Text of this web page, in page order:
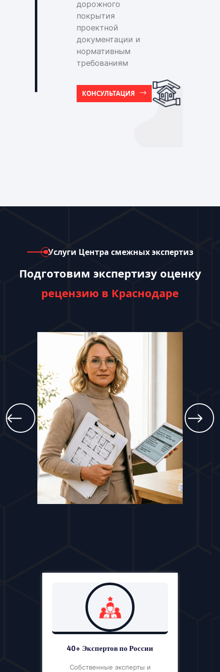
дорожного
покрытия
проектной
документации и
нормативным
требованиям
КОНСУЛЬТАЦИЯ
Услуги Центра смежных экспертиз
Подготовим экспертизу оценку
рецензию в Краснодаре
40+ Экспертов по России
Собственные эксперты и